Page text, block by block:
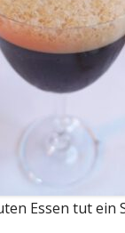
Essen tut ein